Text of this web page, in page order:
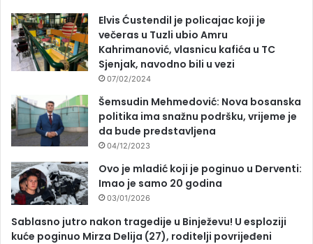
Elvis Ćustendil je policajac koji je
večeras u Tuzli ubio Amru
Kahrimanović, vlasnicu kafića u TC
Sjenjak, navodno bili u vezi
07/02/2024
Šemsudin Mehmedović: Nova bosanska
politika ima snažnu podršku, vrijeme je
da bude predstavljena
04/12/2023
Ovo je mladić koji je poginuo u Derventi:
Imao je samo 20 godina
03/01/2026
Sablasno jutro nakon tragedije u Binježevu! U esploziji
kuće poginuo Mirza Delija (27), roditelji povrijeđeni